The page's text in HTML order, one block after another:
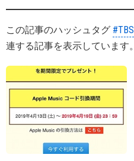
この記事のハッシュタグ #TBS
連する記事を表示しています。